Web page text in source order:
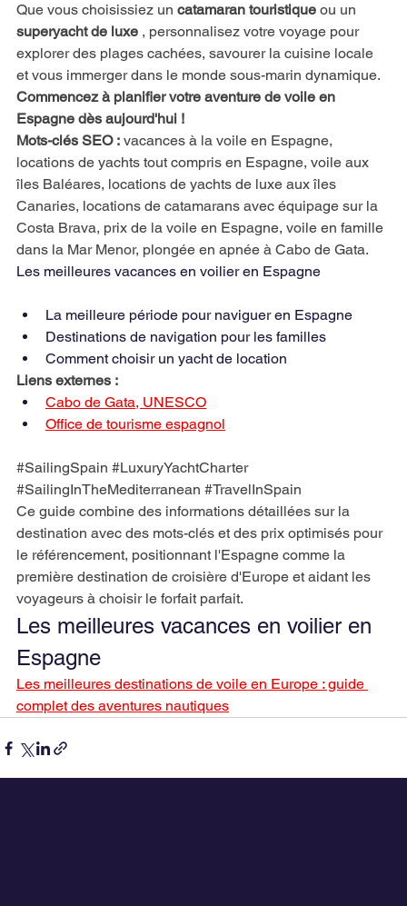
Que vous choisissiez un catamaran touristique ou un
superyacht de luxe , personnalisez votre voyage pour
explorer des plages cachées, savourer la cuisine locale
et vous immerger dans le monde sous-marin dynamique.
Commencez à planifier votre aventure de voile en
Espagne dès aujourd'hui !
Mots-clés SEO : vacances à la voile en Espagne,
locations de yachts tout compris en Espagne, voile aux
îles Baléares, locations de yachts de luxe aux îles
Canaries, locations de catamarans avec équipage sur la
Costa Brava, prix de la voile en Espagne, voile en famille
dans la Mar Menor, plongée en apnée à Cabo de Gata.
Les meilleures vacances en voilier en Espagne
La meilleure période pour naviguer en Espagne
Destinations de navigation pour les familles
Comment choisir un yacht de location
Liens externes :
Cabo de Gata, UNESCO
Office de tourisme espagnol
#SailingSpain #LuxuryYachtCharter
#SailingInTheMediterranean #TravelInSpain
Ce guide combine des informations détaillées sur la
destination avec des mots-clés et des prix optimisés pour
le référencement, positionnant l'Espagne comme la
première destination de croisière d'Europe et aidant les
voyageurs à choisir le forfait parfait.
Les meilleures vacances en voilier en
Espagne
Les meilleures destinations de voile en Europe : guide
complet des aventures nautiques